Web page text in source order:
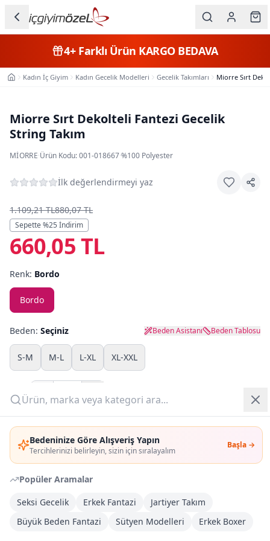
Bedeninize Göre Alışveriş Yapın
Tercihlerinizi belirleyin, sizin için sıralayalım
Başla →
Popüler Aramalar
Seksi Gecelik
Erkek Fantazi
Jartiyer Takım
Büyük Beden Fantazi
Sütyen Modelleri Erkek Boxer
Kategorileri
Erkek
Çocuk
Beden
Markalar
Plaj & Mayo
Yazlık Pijama
Yeni Gelenler
Giriş Yap
Üye Ol
4+Farklı Ürün KARGO BEDAVA
Ana SayfaKadın İç Giyim Kadın Gecelik Modelleri Gecelik Takımları Miorre Sırt
Miorre Sırt Dekolteli Fantezi Gecelik
String Takım
MIORRE·Ürün Kodu:001-018667·%100 Polyester
İlk değerlendirmeyi yaz
1.109,21 TL880,07 TL
Sepette %25 İndirim
660,05 TL
Renk: Bordo
Bordo
Beden: Seçiniz Beden Asistanı Beden Tablosu
S-M M-L L-XL XL-XXL
Adet:
Sepete Ekle
Şimdi Al
DHL Kargoya Teslim